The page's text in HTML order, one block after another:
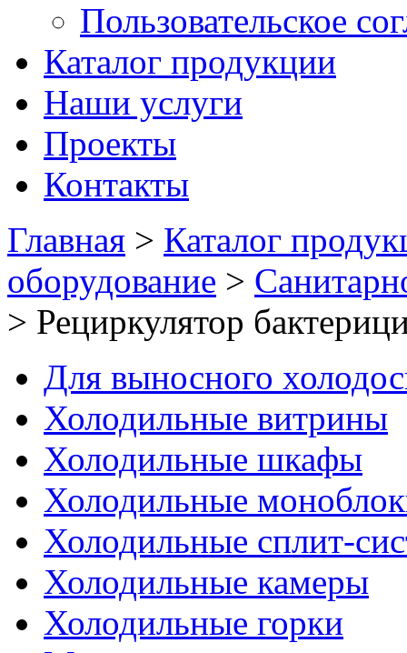
Пользовательское
Каталог продукции
Наши услуги
Проекты
Контакты
Главная > Каталог
оборудование >
> Рециркулятор
Для выносного
Холодильные витрины
Холодильные шкафы
Холодильные
Холодильные сплит-
Холодильные камеры
Холодильные горки